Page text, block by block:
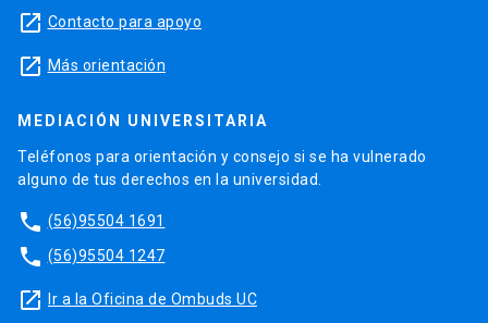
launch Contacto para apoyo
launch Más orientación
MEDIACIÓN UNIVERSITARIA
Teléfonos para orientación y consejo si se ha vulnerado
alguno de tus derechos en la universidad.
phone (56)95504 1691
phone (56)95504 1247
launch Ir a la Oficina de Ombuds UC